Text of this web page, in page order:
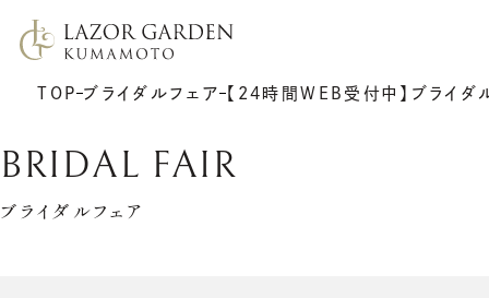
TOP ブライダルフェア 【24時間WEB受付中】ブライ
BRIDAL FAIR
ブライダルフェア